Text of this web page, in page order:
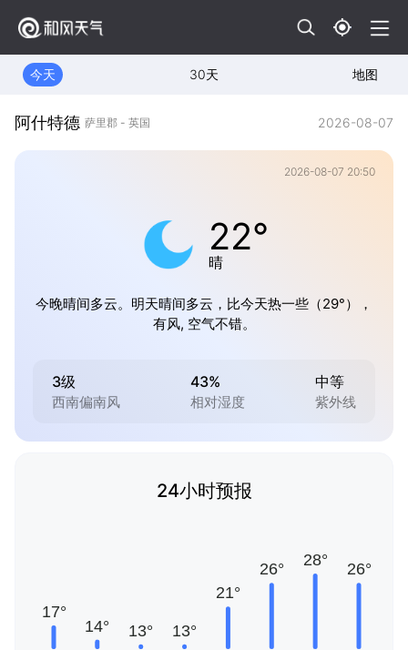
今天 30天 地图
阿什特德 萨里郡 - 英国 2026-08-07
2026-08-07 20:50
22°
晴
今晚晴间多云。明天晴间多云，比今天热一些（29°），
有风, 空气不错。
3级
西南偏南风
43%
相对湿度
中等
紫外线
24小时预报